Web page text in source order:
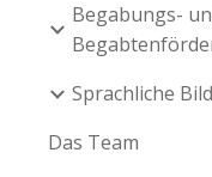
Begabungs-
Sprachliche
Das Team